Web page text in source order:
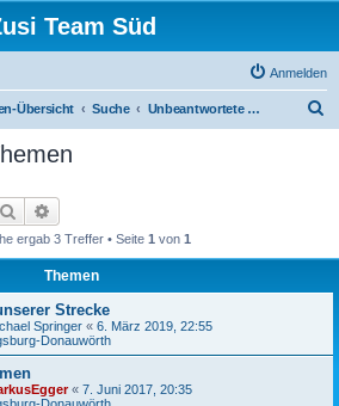
Team Süd
Anmelden
Übersicht Suche Unbeantwortete Themen
Suche
ergab 3 Treffer • Seite 1 von 1
Themen
Strecke
Springer « 6. März 2019, 22:55
Donauwörth
« 7. Juni 2017, 20:35
Donauwörth